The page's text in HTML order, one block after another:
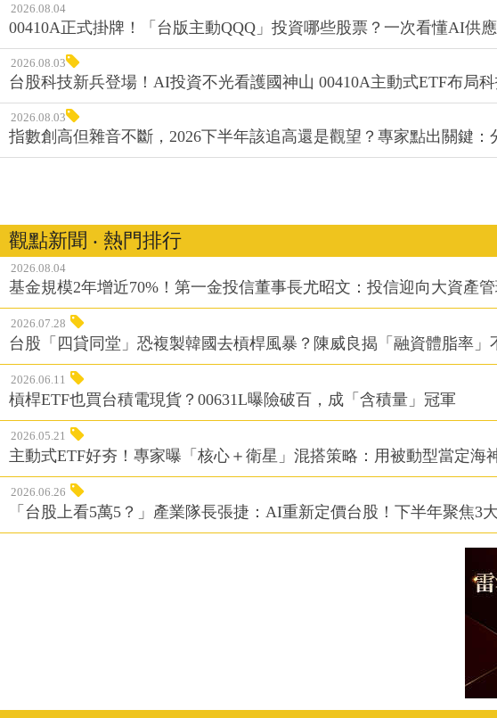
2026.08.04
00410A正式掛牌！「台版主動QQQ」投資哪些股票？一次看懂AI供
2026.08.03
台股科技新兵登場！AI投資不光看護國神山 00410A主動式ETF布局
2026.08.03
指數創高但雜音不斷，2026下半年該追高還是觀望？專家點出關鍵：
觀點新聞 ‧ 熱門排行
2026.08.04
基金規模2年增近70%！第一金投信董事長尤昭文：投信迎向大資產
2026.07.28
台股「四貸同堂」恐複製韓國去槓桿風暴？陳威良揭「融資體脂率」
2026.06.11
槓桿ETF也買台積電現貨？00631L曝險破百，成「含積量」冠軍
2026.05.21
主動式ETF好夯！專家曝「核心＋衛星」混搭策略：用被動型當定海
2026.06.26
「台股上看5萬5？」產業隊長張捷：AI重新定價台股！下半年聚焦3